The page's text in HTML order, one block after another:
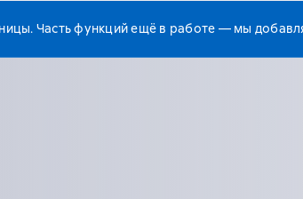
Часть функций ещё в работе — мы